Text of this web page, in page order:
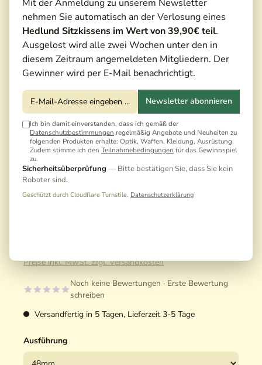
Mit der Anmeldung zu unserem Newsletter
nehmen Sie automatisch an der Verlosung eines
Hedlund Sitzkissens im Wert von 39,90€ teil.
Ausgelost wird alle zwei Wochen unter den in
diesem Zeitraum angemeldeten Mitgliedern. Der
Gewinner wird per E-Mail benachrichtigt.
Newsletter abonnieren
Ich bin damit einverstanden, dass ich gemäß der
Datenschutzbestimmungen regelmäßig Angebote und Neuheiten zu
folgenden Produkten erhalte: Optik, Waffen, Kleidung, Ausrüstung.
Zudem stimme ich den Teilnahmebedingungen für das Gewinnspiel
zu.
Sicherheitsüberprüfung — Bitte bestätigen Sie, dass Sie kein
Roboter sind.
Geschützt durch Cloudflare Turnstile. Datenschutzerklärung
Preise inkl. MwSt. zzgl. Versandkosten
Noch keine Bewertungen · Erste Bewertung
schreiben
Versandfertig in 5 Tagen, Lieferzeit 3-5 Tage
Ausführung